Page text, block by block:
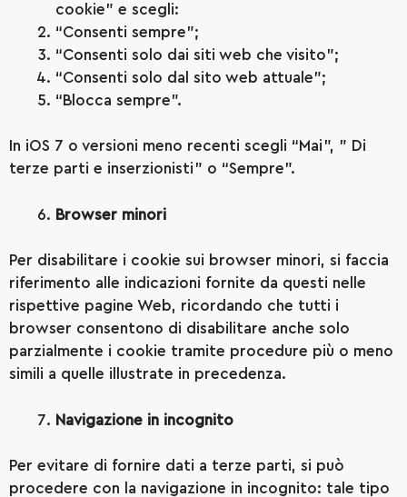
cookie” e scegli:
“Consenti sempre”;
“Consenti solo dai siti web che visito”;
“Consenti solo dal sito web attuale”;
“Blocca sempre”.
In iOS 7 o versioni meno recenti scegli “Mai”, ” Di
terze parti e inserzionisti” o “Sempre”.
Browser minori
Per disabilitare i cookie sui browser minori, si faccia
riferimento alle indicazioni fornite da questi nelle
rispettive pagine Web, ricordando che tutti i
browser consentono di disabilitare anche solo
parzialmente i cookie tramite procedure più o meno
simili a quelle illustrate in precedenza.
Navigazione in incognito
Per evitare di fornire dati a terze parti, si può
procedere con la navigazione in incognito: tale tipo